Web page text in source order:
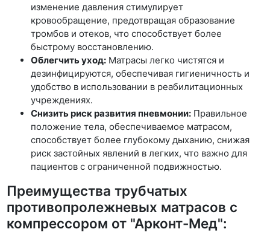
изменение давления стимулирует
кровообращение, предотвращая образование
тромбов и отеков, что способствует более
быстрому восстановлению.
Облегчить уход: Матрасы легко чистятся и
дезинфицируются, обеспечивая гигиеничность и
удобство в использовании в реабилитационных
учреждениях.
Снизить риск развития пневмонии: Правильное
положение тела, обеспечиваемое матрасом,
способствует более глубокому дыханию, снижая
риск застойных явлений в легких, что важно для
пациентов с ограниченной подвижностью.
Преимущества трубчатых
противопролежневых матрасов с
компрессором от "Арконт-Мед":